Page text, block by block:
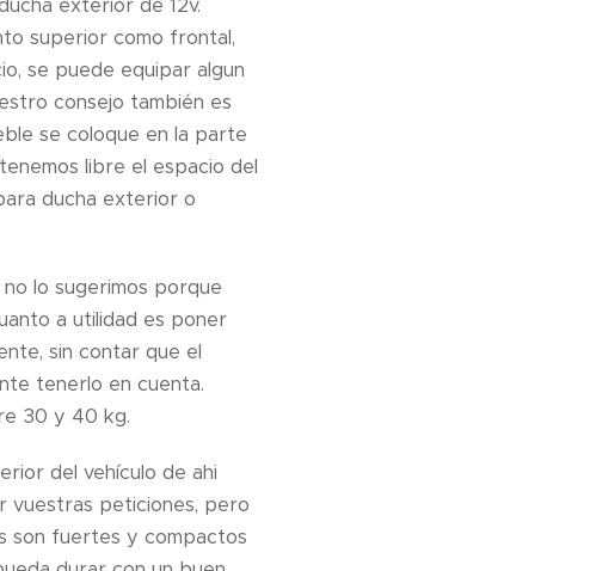
exterior de 12v.
superior como frontal,
se puede equipar algun
consejo también es
se coloque en la parte
libre el espacio del
ducha exterior o
lo sugerimos porque
a utilidad es poner
sin contar que el
tenerlo en cuenta.
30 y 40 kg.
del vehículo de ahi
vuestras peticiones, pero
son fuertes y compactos